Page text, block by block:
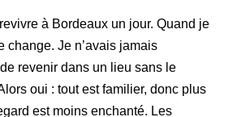
à Bordeaux un jour. Quand je
change. Je n’avais jamais
revenir dans un lieu sans le
oui : tout est familier, donc plus
est moins enchanté. Les